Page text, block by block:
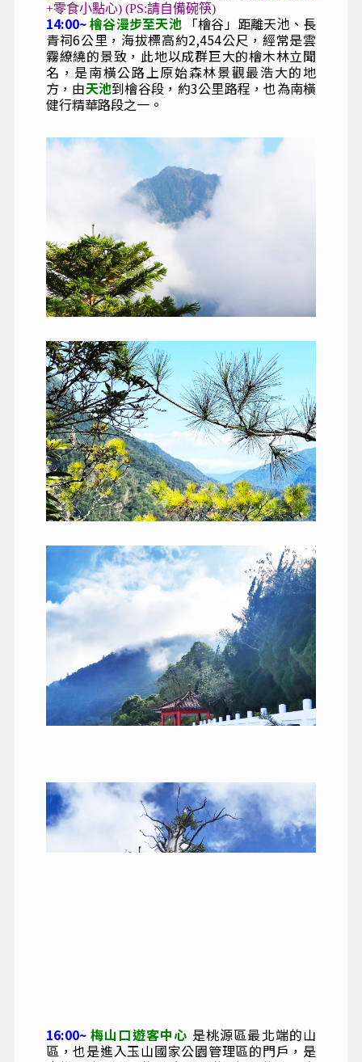
+零食小點心) (PS:請自備碗筷)
14:00~檜谷漫步至天池 「檜谷」距離天池、長
青祠6公里，海拔標高約2,454公尺，經常是雲
霧繚繞的景致，此地以成群巨大的檜木林立聞
名，是南橫公路上原始森林景觀最浩大的地
方，由天池到檜谷段，約3公里路程，也為南橫
健行精華路段之一。
16:00~梅山口遊客中心 是桃源區最北端的山
區，也是進入玉山國家公園管理區的門戶，是